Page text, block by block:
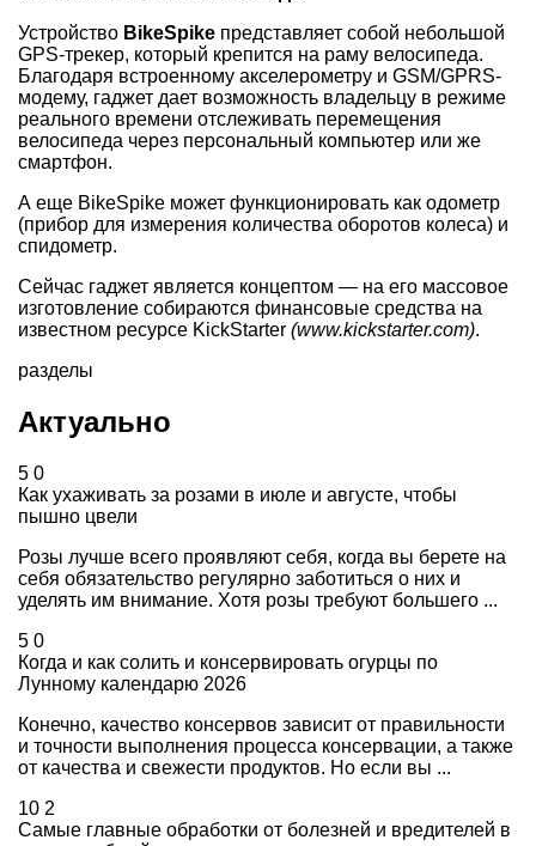
Устройство BikeSpike представляет собой небольшой
GPS-трекер, который крепится на раму велосипеда.
Благодаря встроенному акселерометру и GSM/GPRS-
модему, гаджет дает возможность владельцу в режиме
реального времени отслеживать перемещения
велосипеда через персональный компьютер или же
смартфон.
А еще BikeSpike может функционировать как одометр
(прибор для измерения количества оборотов колеса) и
спидометр.
Сейчас гаджет является концептом — на его массовое
изготовление собираются финансовые средства на
известном ресурсе KickStarter (www.kickstarter.com).
разделы
Актуально
5 0
Как ухаживать за розами в июле и августе, чтобы
пышно цвели
Розы лучше всего проявляют себя, когда вы берете на
себя обязательство регулярно заботиться о них и
уделять им внимание. Хотя розы требуют большего ...
5 0
Когда и как солить и консервировать огурцы по
Лунному календарю 2026
Конечно, качество консервов зависит от правильности
и точности выполнения процесса консервации, а также
от качества и свежести продуктов. Но если вы ...
10 2
Самые главные обработки от болезней и вредителей в